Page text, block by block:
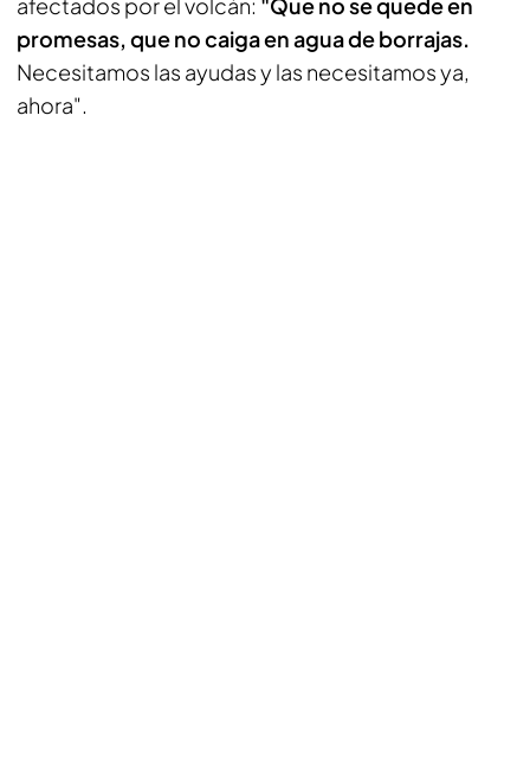
promesas, que no caiga en agua de borrajas.
Necesitamos las ayudas y las necesitamos ya,
ahora".